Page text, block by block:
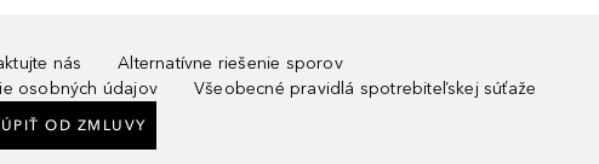
nás
Alternatívne riešenie sporov
osobných údajov
Všeobecné pravidlá spotrebiteľskej súťaže
OD ZMLUVY